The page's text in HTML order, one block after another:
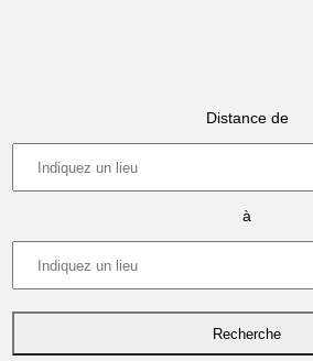
Distance de
à